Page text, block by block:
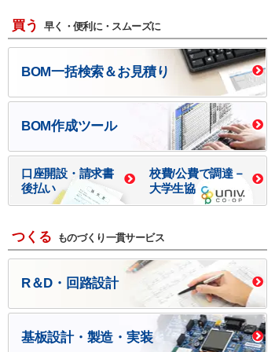
買う 早く・便利に・スムーズに
BOM一括検索＆お見積り
BOM作成ツール
口座開設・請求書
後払い
校費/公費で調達－
大学生協
つくる ものづくり一貫サービス
R＆D・回路設計
基板設計・製造・実装